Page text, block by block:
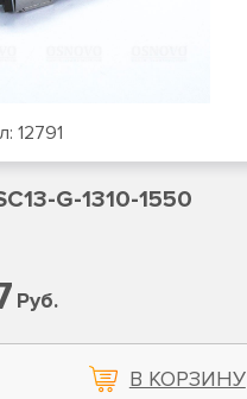
12791
G-1310-1550
Руб.
В КОРЗИНУ